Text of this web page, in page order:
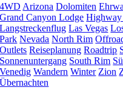
4WD Arizona Dolomiten
Grand Canyon Lodge Highway
Langstreckenflug Las Vegas
Park Nevada North Rim
Outlets Reiseplanung Roadtrip
Sonnenuntergang South Rim
Venedig Wandern Winter Zion
Übernachten